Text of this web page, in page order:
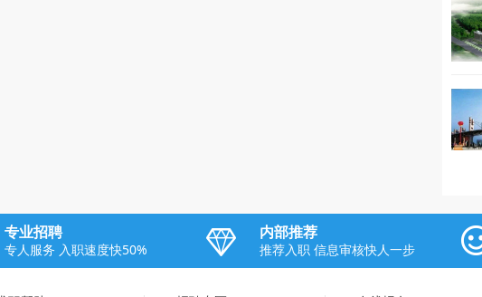
专业招聘
专人服务 入职速度快50%
内部推荐
推荐入职 信息审核快人一步